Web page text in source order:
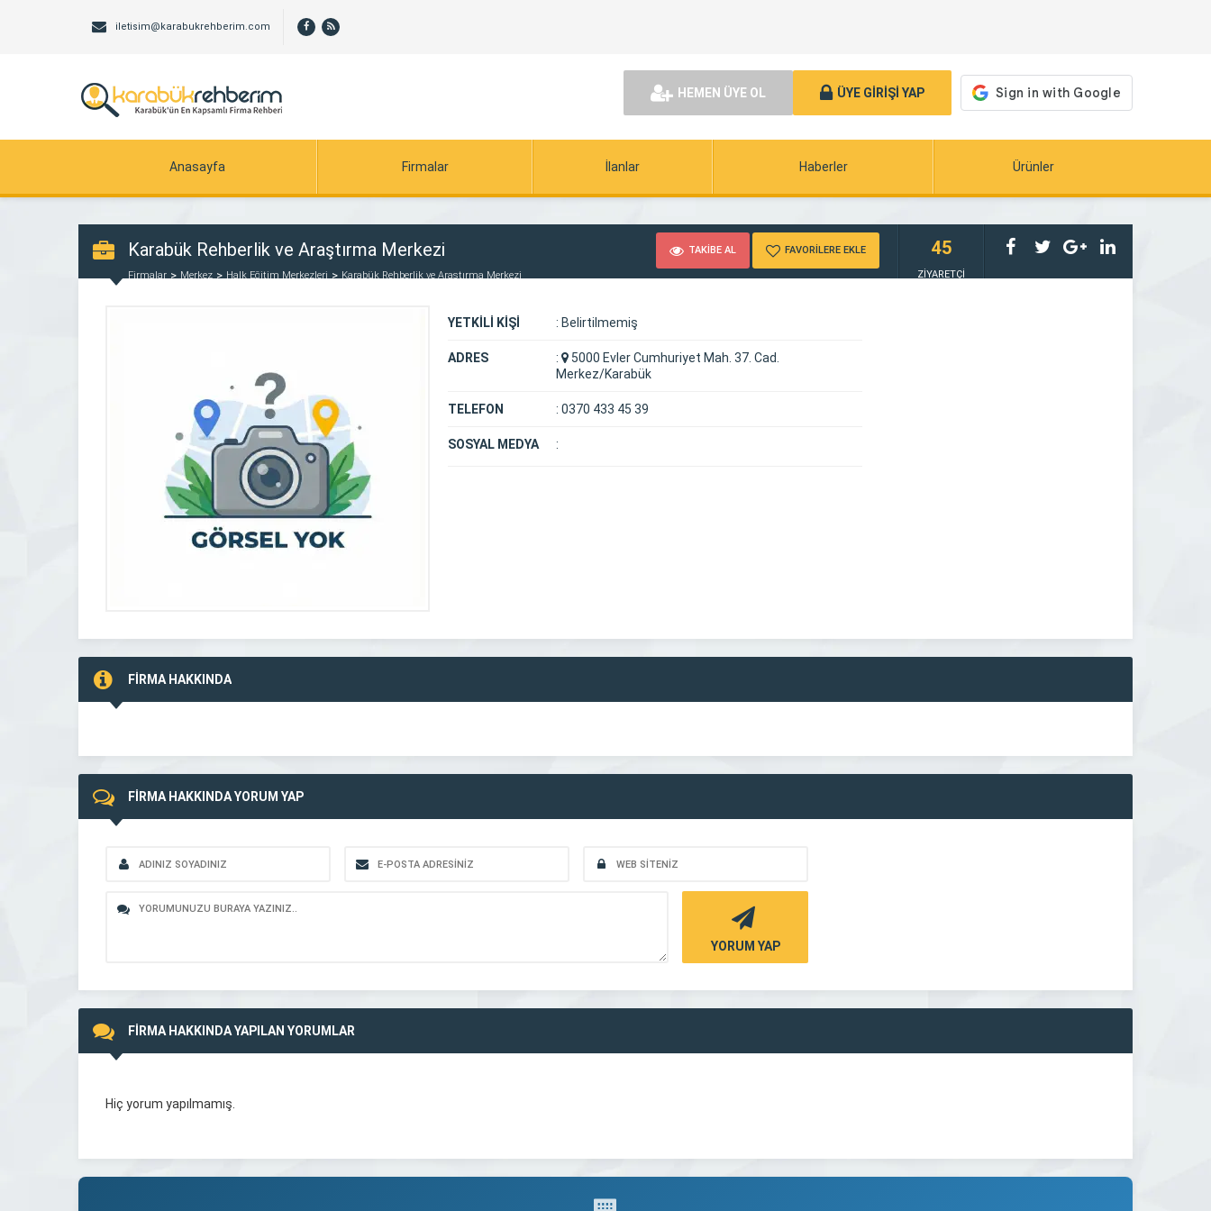
iletisim@karabukrehberim.com
HEMEN ÜYE OL ÜYE GİRİŞİ YAP
Anasayfa Firmalar İlanlar Haberler Ürünler
Karabük Rehberlik ve Araştırma Merkezi
Firmalar Merkez Halk Eğitim Merkezleri Karabük Rehberlik ve Araştırma Merkezi
TAKİBE AL FAVORİLERE EKLE 45
ZİYARETÇİ
YETKİLİ KİŞİ : Belirtilmemiş
ADRES :
5000 Evler Cumhuriyet Mah. 37. Cad.
Merkez/Karabük
TELEFON : 0370 433 45 39
SOSYAL MEDYA :
FİRMA HAKKINDA
FİRMA HAKKINDA YORUM YAP
YORUM YAP
FİRMA HAKKINDA YAPILAN YORUMLAR
Hiç yorum yapılmamış.